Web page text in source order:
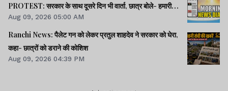
PROTEST: सरकार के साथ दूसरे दिन भी वार्ता, छात्र बोले- हमारी
बातें सुनी गईं।। छात्रों के समर्थन में उतरी भाजपा, 10 को विधानसभा
घेराव।। भारत सहित 5 देशों पर 100% टैरिफ लगानेवाला बिल US
सीनेट से पास।। समेत कई खबरें व वीडियो.
Aug 09, 2026 05:00 AM
Ranchi News: पैलेट गन को लेकर प्रतुल शाहदेव ने सरकार को घेरा,
कहा- छात्रों को डराने की कोशिश
Aug 09, 2026 04:39 PM